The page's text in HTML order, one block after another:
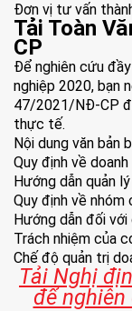
Đơn vị tư vấn
Tải Toàn
CP
Để nghiên cứu
nghiệp 2020, bạn
47/2021/NĐ-CP
thực tế.
Nội dung văn bản
Quy định về doanh
Hướng dẫn quản
Quy định về nhóm
Hướng dẫn đối với
Trách nhiệm của
Chế độ quản trị
Tải Nghị
để